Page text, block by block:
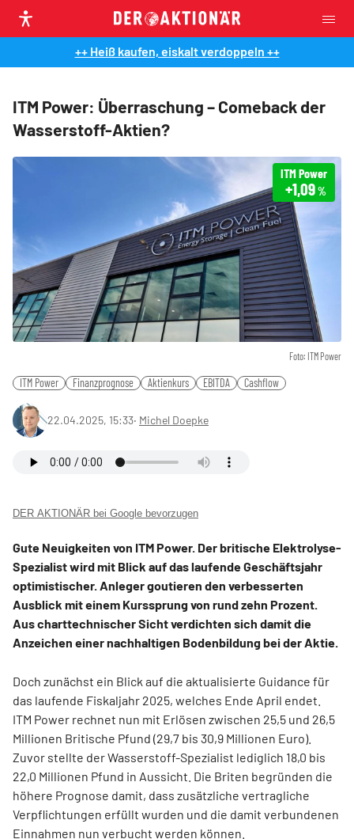
++ Heiß kaufen, eiskalt verdoppeln ++
ITM Power: Überraschung – Comeback der
Wasserstoff-Aktien?
Foto: ITM Power
ITM Power
+1,09 %
ITM Power Finanzprognose Aktienkurs EBITDA Cashflow
22.04.2025, 15:33‧ Michel Doepke
DER AKTIONÄR bei Google bevorzugen
Gute Neuigkeiten von ITM Power. Der britische Elektrolyse-
Spezialist wird mit Blick auf das laufende Geschäftsjahr
optimistischer. Anleger goutieren den verbesserten
Ausblick mit einem Kurssprung von rund zehn Prozent.
Aus charttechnischer Sicht verdichten sich damit die
Anzeichen einer nachhaltigen Bodenbildung bei der Aktie.
Doch zunächst ein Blick auf die aktualisierte Guidance für
das laufende Fiskaljahr 2025, welches Ende April endet.
ITM Power rechnet nun mit Erlösen zwischen 25,5 und 26,5
Millionen Britische Pfund (29,7 bis 30,9 Millionen Euro).
Zuvor stellte der Wasserstoff-Spezialist lediglich 18,0 bis
22,0 Millionen Pfund in Aussicht. Die Briten begründen die
höhere Prognose damit, dass zusätzliche vertragliche
Verpflichtungen erfüllt wurden und die damit verbundenen
Einnahmen nun verbucht werden können.